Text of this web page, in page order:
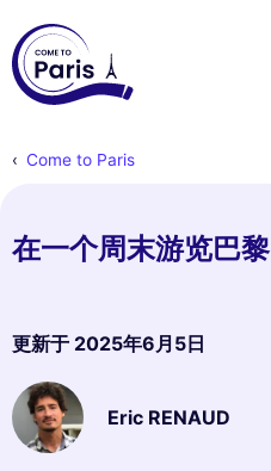
Come to Paris
在一个周末游览巴黎
更新于 2025年6月5日
Eric RENAUD